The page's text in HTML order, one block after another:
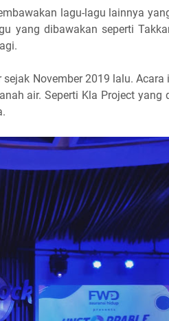
lagu-lagu lainnya
yang dibawakan seperti
November 2019 lalu.
air. Seperti Kla Project yang